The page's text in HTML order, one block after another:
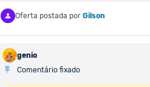
Oferta postada por Gilson
genio
Comentário fixado